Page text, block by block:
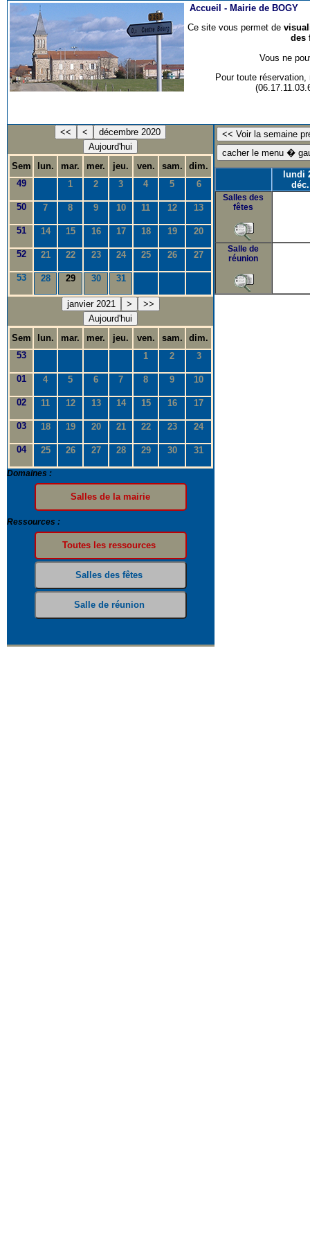
Accueil - Mairie de BOGY
Ce site vous permet de
des
Vous ne
Pour toute
<< <
décembre 2020
Aujourd'hui
Sem
lun. mar. mer. jeu. ven. sam.
dim.
49
1 2 3 4 5 6
50 7 8 9 10 11 12 13
51 14 15 16 17 18 19 20
52 21 22 23 24 25 26 27
53 28 29 30 31
janvier 2021 >
>>
Aujourd'hui
Sem
lun. mar. mer. jeu. ven. sam.
dim.
53
1 2 3
01 4 5 6 7 8 9 10
02 11 12 13 14 15 16 17
03 18 19 20 21 22 23 24
04 25 26 27 28 29 30 31
Domaines :
Ressources :
lundi
déc.
Salles des
fêtes
Salle de
réunion